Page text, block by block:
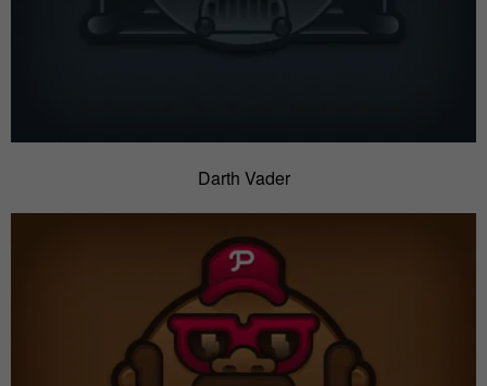
Darth Vader